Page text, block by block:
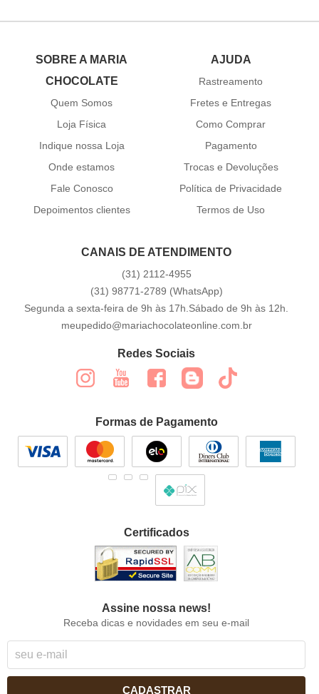
SOBRE A MARIA
CHOCOLATE
Quem Somos
Loja Física
Indique nossa Loja
Onde estamos
Fale Conosco
Depoimentos clientes
AJUDA
Rastreamento
Fretes e Entregas
Como Comprar
Pagamento
Trocas e Devoluções
Política de Privacidade
Termos de Uso
CANAIS DE ATENDIMENTO
(31) 2112-4955
(31) 98771-2789 (WhatsApp)
Segunda a sexta-feira de 9h às 17h.Sábado de 9h às 12h.
meupedido@mariachocolateonline.com.br
Redes Sociais
Formas de Pagamento
Certificados
Assine nossa news!
Receba dicas e novidades em seu e-mail
CADASTRAR